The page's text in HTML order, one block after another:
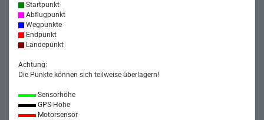
Startpunkt
Abflugpunkt
Wegpunkte
Endpunkt
Landepunkt
Achtung:
Die Punkte können sich teilweise überlagern!
Sensorhöhe
GPS-Höhe
Motorsensor